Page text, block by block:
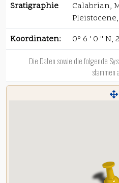
Sratigraphie
Calabrian,
Koordinaten:
0° 6 ' 0 '' N,
Die Daten sowie die folgende
stammen